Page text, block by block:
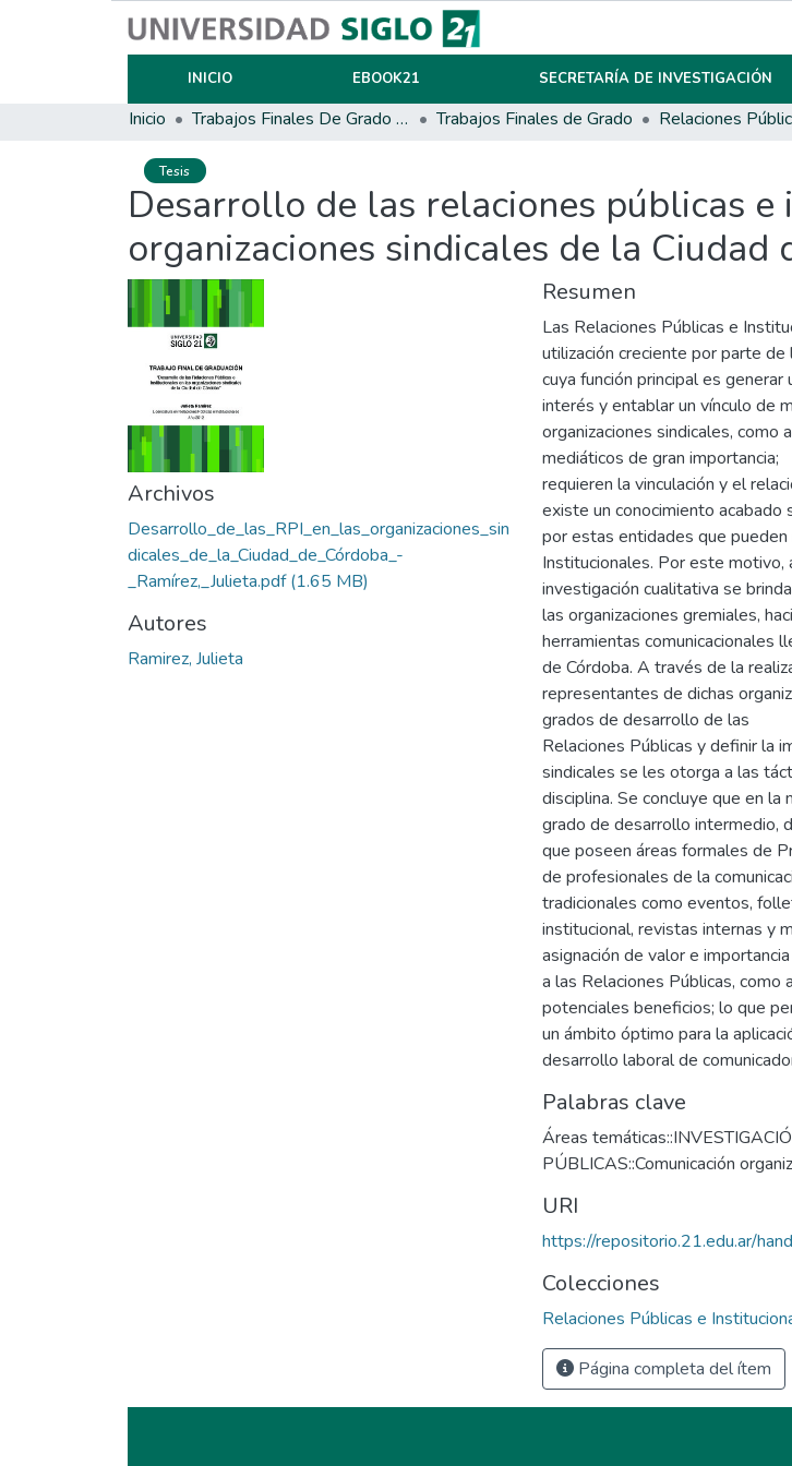
INICIO EBOOK21 SECRETARÍA DE INVESTIGACIÓN
Inicio Trabajos Finales De Grado Y Posgrado Trabajos Finales de Grado
Tesis
Desarrollo de las relaciones públicas
organizaciones sindicales de la Ciudad
Archivos
Desarrollo_de_las_RPI_en_las_organizaciones_sin
dicales_de_la_Ciudad_de_Córdoba_-
_Ramírez,_Julieta.pdf(1.65 MB)
Autores
Ramirez, Julieta
Resumen
Las Relaciones Públicas e
utilización creciente por parte
cuya función principal es
interés y entablar un vínculo de
organizaciones sindicales, como
mediáticos de gran importancia;
requieren la vinculación y el
existe un conocimiento acabado
por estas entidades que
Institucionales. Por este
investigación cualitativa se
las organizaciones gremiales,
herramientas comunicacionales
de Córdoba. A través de la
representantes de dichas
grados de desarrollo de las
Relaciones Públicas y definir la
sindicales se les otorga a las
disciplina. Se concluye que en
grado de desarrollo intermedio,
que poseen áreas formales de
de profesionales de la
tradicionales como eventos,
institucional, revistas internas y
asignación de valor e importancia
a las Relaciones Públicas, como
potenciales beneficios; lo que
un ámbito óptimo para la
desarrollo laboral de
Palabras clave
Áreas
PÚBLICAS::Comunicación
URI
https://repositorio.21.edu.ar/
Colecciones
Relaciones Públicas e
Página completa del ítem